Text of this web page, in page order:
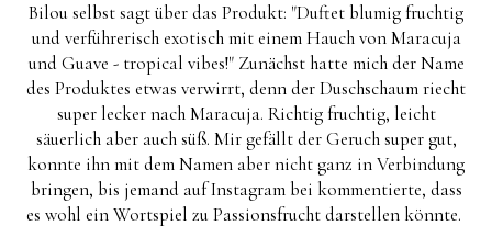
Bilou selbst sagt über das Produkt: "Duftet blumig fruchtig
und verführerisch exotisch mit einem Hauch von Maracuja
und Guave - tropical vibes!" Zunächst hatte mich der Name
des Produktes etwas verwirrt, denn der Duschschaum riecht
super lecker nach Maracuja. Richtig fruchtig, leicht
säuerlich aber auch süß. Mir gefällt der Geruch super gut,
konnte ihn mit dem Namen aber nicht ganz in Verbindung
bringen, bis jemand auf Instagram bei kommentierte, dass
es wohl ein Wortspiel zu Passionsfrucht darstellen könnte.